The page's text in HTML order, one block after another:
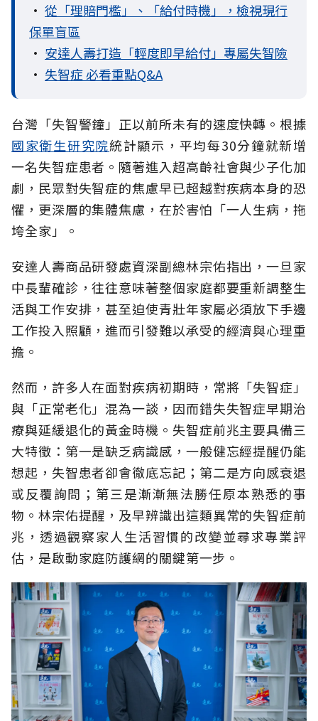
• 從「理賠門檻」、「給付時機」，檢視現行
保單盲區
• 安達人壽打造「輕度即早給付」專屬失智險
• 失智症 必看重點Q&A
台灣「失智警鐘」正以前所未有的速度快轉。根據
國家衛生研究院統計顯示，平均每30分鐘就新增
一名失智症患者。隨著進入超高齡社會與少子化加
劇，民眾對失智症的焦慮早已超越對疾病本身的恐
懼，更深層的集體焦慮，在於害怕「一人生病，拖
垮全家」。
安達人壽商品研發處資深副總林宗佑指出，一旦家
中長輩確診，往往意味著整個家庭都要重新調整生
活與工作安排，甚至迫使青壯年家屬必須放下手邊
工作投入照顧，進而引發難以承受的經濟與心理重
擔。
然而，許多人在面對疾病初期時，常將「失智症」
與「正常老化」混為一談，因而錯失失智症早期治
療與延緩退化的黃金時機。失智症前兆主要具備三
大特徵：第一是缺乏病識感，一般健忘經提醒仍能
想起，失智患者卻會徹底忘記；第二是方向感衰退
或反覆詢問；第三是漸漸無法勝任原本熟悉的事
物。林宗佑提醒，及早辨識出這類異常的失智症前
兆，透過觀察家人生活習慣的改變並尋求專業評
估，是啟動家庭防護網的關鍵第一步。